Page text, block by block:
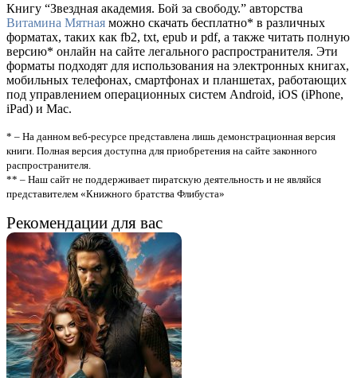
Книгу “Звездная академия. Бой за свободу.” авторства
Витамина Мятная можно скачать бесплатно* в различных
форматах, таких как fb2, txt, epub и pdf, а также читать полную
версию* онлайн на сайте легального распространителя. Эти
форматы подходят для использования на электронных книгах,
мобильных телефонах, смартфонах и планшетах, работающих
под управлением операционных систем Android, iOS (iPhone,
iPad) и Mac.
* – На данном веб-ресурсе представлена лишь демонстрационная версия
книги. Полная версия доступна для приобретения на сайте законного
распространителя.
** – Наш сайт не поддерживает пиратскую деятельность и не являйся
представителем «Книжного братства Флибуста»
Рекомендации для вас